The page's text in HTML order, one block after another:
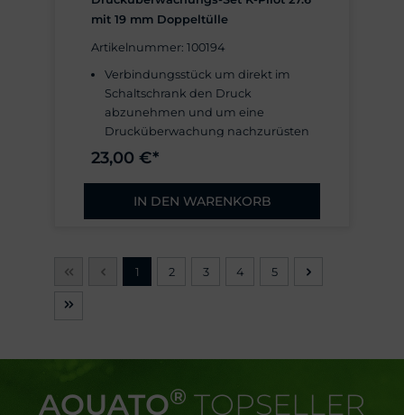
mit 19 mm Doppeltülle
Artikelnummer: 100194
Verbindungsstück um direkt im
Schaltschrank den Druck
abzunehmen und um eine
Drucküberwachung nachzurüsten
23,00 €*
IN DEN WARENKORB
1 2 3 4 5
AQUATO® TOPSELLER